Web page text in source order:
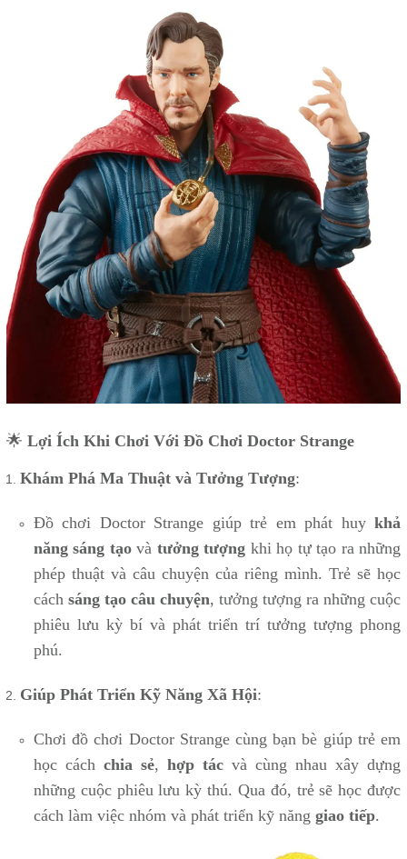
🌟 Lợi Ích Khi Chơi Với Đồ Chơi Doctor Strange
Khám Phá Ma Thuật và Tưởng Tượng:
Đồ chơi Doctor Strange giúp trẻ em phát huy khả
năng sáng tạovà tưởng tượng khi họ tự tạo ra những
phép thuật và câu chuyện của riêng mình. Trẻ sẽ học
cách sáng tạo câu chuyện, tưởng tượng ra những cuộc
phiêu lưu kỳ bí và phát triển trí tưởng tượng phong
phú.
Giúp Phát Triển Kỹ Năng Xã Hội:
Chơi đồ chơi Doctor Strange cùng bạn bè giúp trẻ em
học cách chia sẻ, hợp tác và cùng nhau xây dựng
những cuộc phiêu lưu kỳ thú. Qua đó, trẻ sẽ học được
cách làm việc nhóm và phát triển kỹ năng giao tiếp.